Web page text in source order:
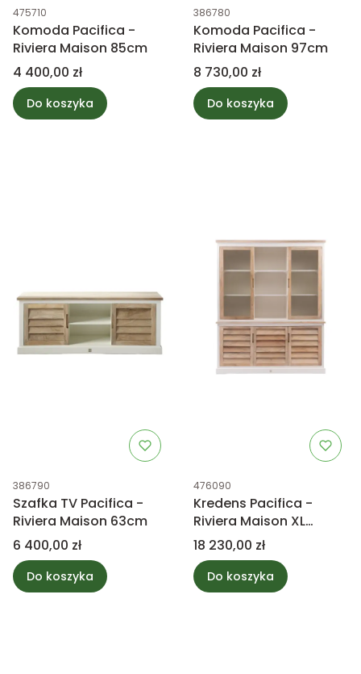
Kod produktu
475710
Komoda Pacifica -
Riviera Maison 85cm
Cena
4 400,00 zł
Do koszyka
Kod produktu
386780
Komoda Pacifica -
Riviera Maison 97cm
Cena
8 730,00 zł
Do koszyka
Kod produktu
386790
Szafka TV Pacifica -
Riviera Maison 63cm
Cena
6 400,00 zł
Do koszyka
Kod produktu
476090
Kredens Pacifica -
Riviera Maison XL
220cm
Cena
18 230,00 zł
Do koszyka